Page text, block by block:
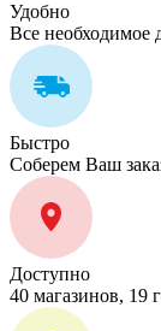
Удобно
Все необходимое
Быстро
Соберем Ваш
Доступно
40 магазинов, 19